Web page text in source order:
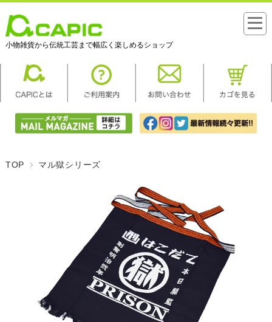
小物雑貨から伝統工芸まで幅広く楽しめるショップ
TOP マル獄シリーズ